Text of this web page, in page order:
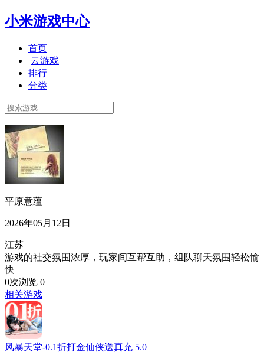
小米游戏中心
首页
云游戏
排行
分类
平原意蕴
2026年05月12日
江苏
游戏的社交氛围浓厚，玩家间互帮互助，组队聊天氛围轻松愉
快
0次浏览 0
相关游戏
风暴天堂-0.1折打金仙侠送真充 5.0